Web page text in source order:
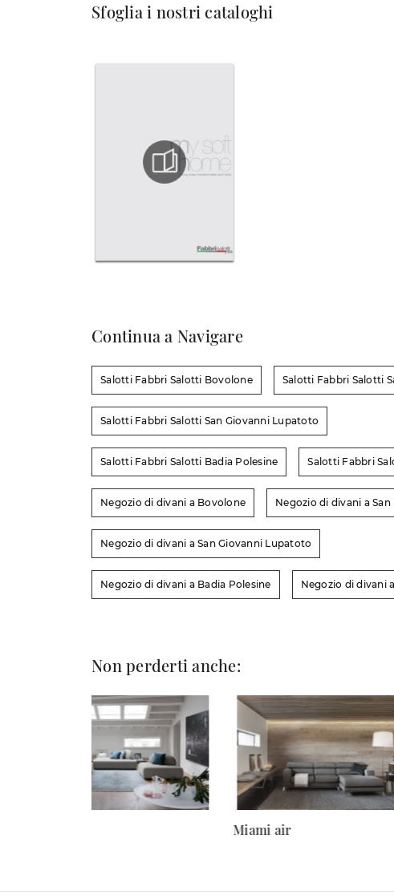
Sfoglia i nostri cataloghi
Continua a Navigare
Salotti Fabbri Salotti Bovolone Salotti Fabbri Salotti
Salotti Fabbri Salotti San Giovanni Lupatoto
Salotti Fabbri Salotti Badia Polesine Salotti Fabbri
Negozio di divani a Bovolone Negozio di divani a
Negozio di divani a San Giovanni Lupatoto
Negozio di divani a Badia Polesine Negozio di divani
Non perderti anche:
Miami air